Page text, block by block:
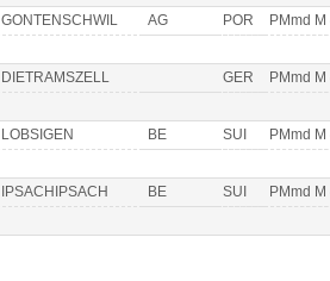
GONTENSCHWIL AG POR PMmd M
DIETRAMSZELL GER PMmd M
LOBSIGEN BE SUI PMmd M
IPSACHIPSACH BE SUI PMmd M